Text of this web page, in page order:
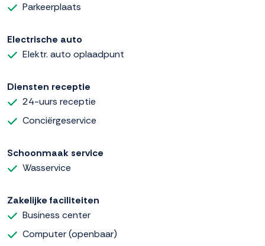
Parkeerplaats
Electrische auto
Elektr. auto oplaadpunt
Diensten receptie
24-uurs receptie
Conciërgeservice
Schoonmaak service
Wasservice
Zakelijke faciliteiten
Business center
Computer (openbaar)